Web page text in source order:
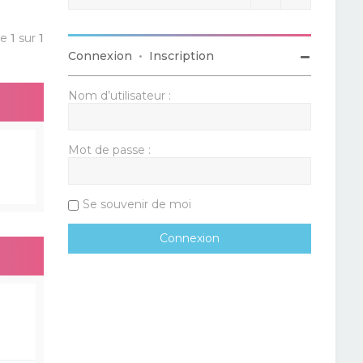
1 sur1
Connexion • Inscription
Nom d’utilisateur :
Mot de passe :
Se souvenir de moi